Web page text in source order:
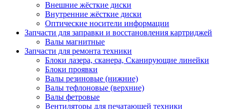
Внешние жёсткие диски
Внутренние жёсткие диски
Оптические носители информации
Запчасти для заправки и восстановления картриджей
Валы магнитные
Запчасти для ремонта техники
Блоки лазера, сканера, Сканирующие линейки
Блоки проявки
Валы резиновые (нижние)
Валы тефлоновые (верхние)
Валы фетровые
Вентиляторы для печатающей техники